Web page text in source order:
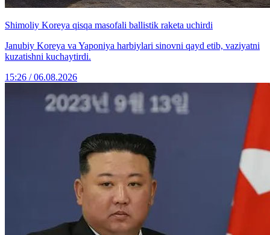
Shimoliy Koreya qisqa masofali ballistik raketa uchirdi
Janubiy Koreya va Yaponiya harbiylari sinovni qayd etib, vaziyatni
kuzatishni kuchaytirdi.
15:26 / 06.08.2026